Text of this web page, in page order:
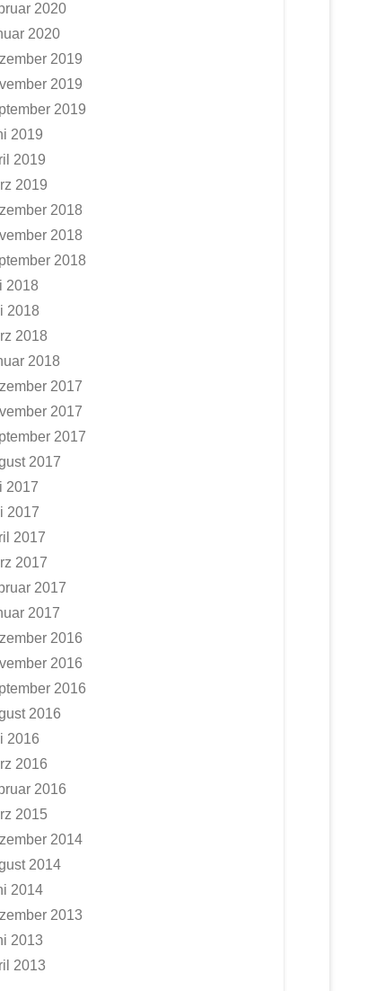
2020
2020
2019
2019
2019
2019
2019
2019
2018
2018
2018
2018
2018
2018
2018
2017
2017
2017
2017
2017
2017
2017
2017
2017
2017
2016
2016
2016
2016
2016
2016
2016
2015
2014
2014
2014
2013
2013
2013